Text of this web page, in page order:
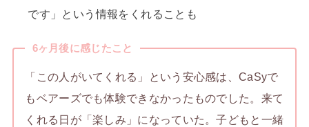
です」という情報をくれることも
6ヶ月後に感じたこと
「この人がいてくれる」という安心感は、CaSyで
もベアーズでも体験できなかったものでした。来て
くれる日が「楽しみ」になっていた。子どもと一緒